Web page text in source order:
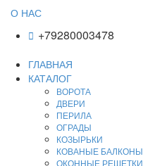
О НАС
+79280003478
ГЛАВНАЯ
КАТАЛОГ
ВОРОТА
ДВЕРИ
ПЕРИЛА
ОГРАДЫ
КОЗЫРЬКИ
КОВАНЫЕ БАЛКОНЫ
ОКОННЫЕ РЕШЕТКИ